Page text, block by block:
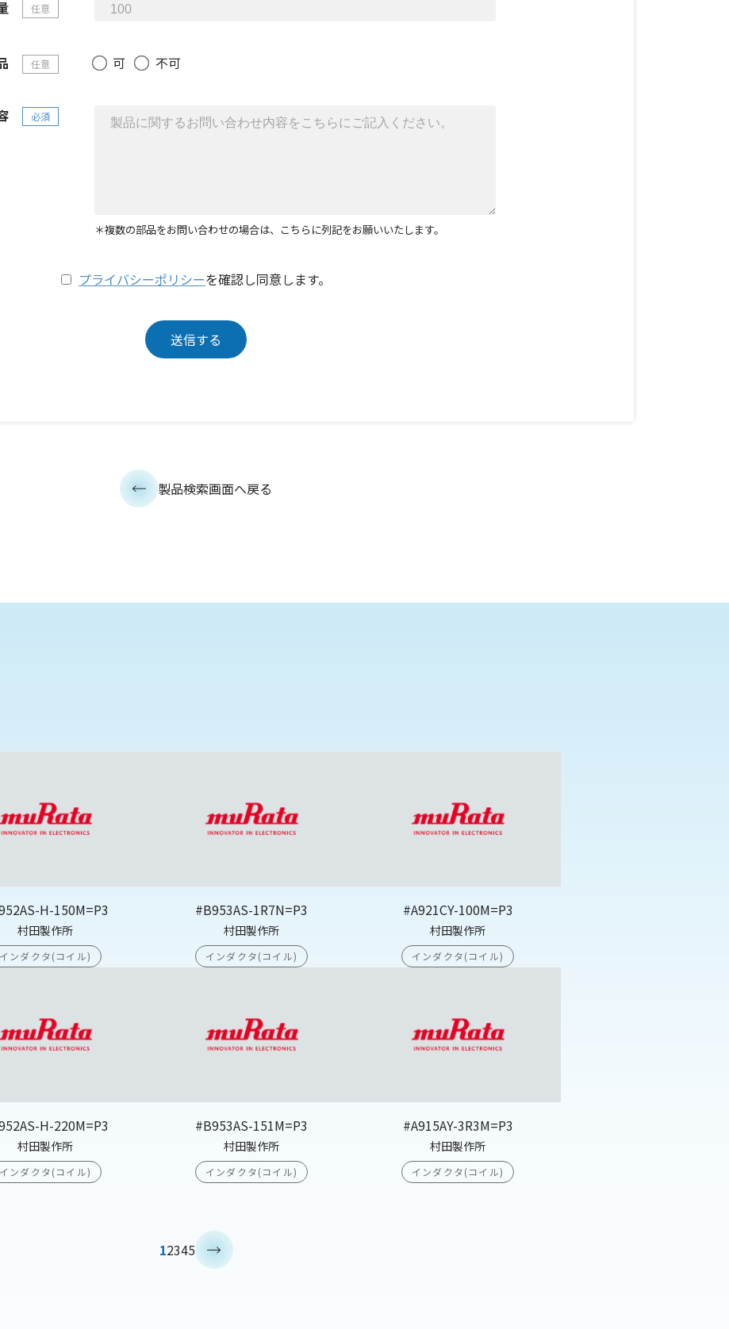
任意
任意 可 不可
必須
＊複数の部品をお問い合わせの場合は、こちらに列記をお願いいたします。
プライバシーポリシーを確認し同意します。
製品検索画面へ戻る
H-150M=P3
村田製作所
インダクタ(コイル)
#B953AS-1R7N=P3
村田製作所
インダクタ(コイル)
#A921CY-100M=P3
村田製作所
インダクタ(コイル)
H-220M=P3
村田製作所
インダクタ(コイル)
#B953AS-151M=P3
村田製作所
インダクタ(コイル)
#A915AY-3R3M=P3
村田製作所
インダクタ(コイル)
12345